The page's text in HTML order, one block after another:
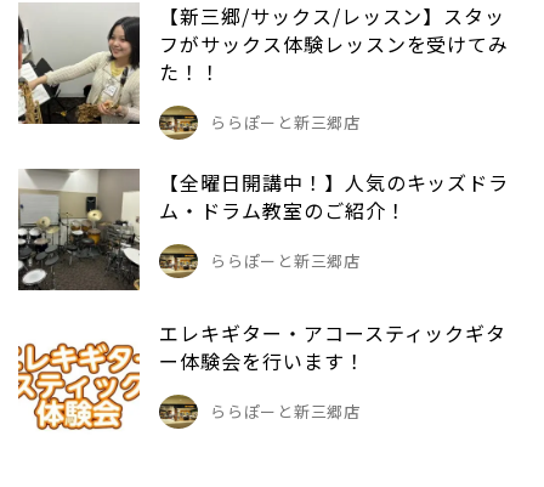
【新三郷/サックス/レッスン】スタッ
フがサックス体験レッスンを受けてみ
た！！
ららぽーと新三郷店
【全曜日開講中！】人気のキッズドラ
ム・ドラム教室のご紹介！
ららぽーと新三郷店
エレキギター・アコースティックギタ
ー体験会を行います！
ららぽーと新三郷店